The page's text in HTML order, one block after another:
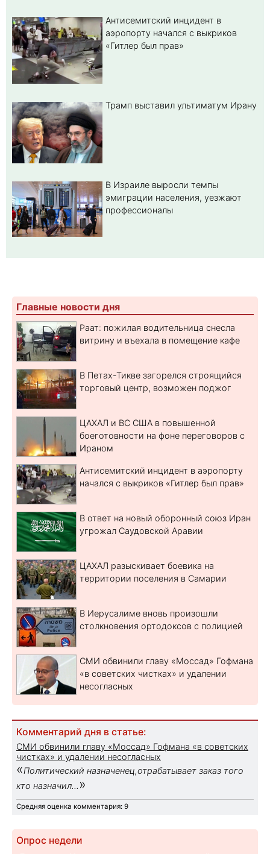
Антисемитский инцидент в
аэропорту начался с выкриков
«Гитлер был прав»
Трамп выставил ультиматум Ирану
В Израиле выросли темпы
эмиграции населения, уезжают
профессионалы
Главные новости дня
Раат: пожилая водительница снесла
витрину и въехала в помещение кафе
В Петах-Тикве загорелся строящийся
торговый центр, возможен поджог
ЦАХАЛ и ВС США в повышенной
боеготовности на фоне переговоров с
Ираном
Антисемитский инцидент в аэропорту
начался с выкриков «Гитлер был прав»
В ответ на новый оборонный союз Иран
угрожал Саудовской Аравии
ЦАХАЛ разыскивает боевика на
территории поселения в Самарии
В Иерусалиме вновь произошли
столкновения ортодоксов с полицией
СМИ обвинили главу «Моссад» Гофмана
«в советских чистках» и удалении
несогласных
Комментарий дня в статье:
СМИ обвинили главу «Моссад» Гофмана «в советских
чистках» и удалении несогласных
«Политический назначенец,отрабатывает заказ того
кто назначил... »
Средняя оценка комментария: 9
Опрос недели